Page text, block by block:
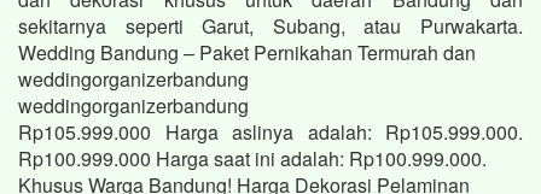
sekitarnya seperti Garut, Subang, atau Purwakarta.
Wedding Bandung – Paket Pernikahan Termurah dan
weddingorganizerbandung
weddingorganizerbandung
Rp105.999.000 Harga aslinya adalah: Rp105.999.000.
Rp100.999.000 Harga saat ini adalah: Rp100.999.000.
Khusus Warga Bandung! Harga Dekorasi Pelaminan